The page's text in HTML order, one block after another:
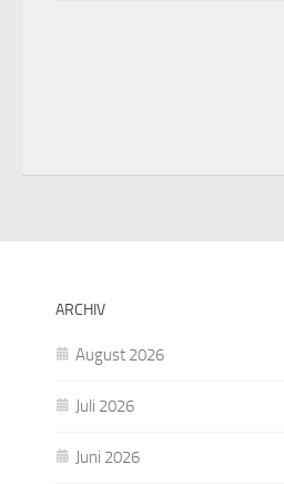
ARCHIV
August 2026
Juli 2026
Juni 2026